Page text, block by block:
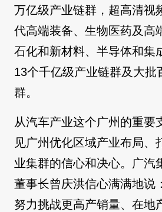
万亿级产业链群，超高清视
代高端装备、生物医药及高
石化和新材料、半导体和集
13个千亿级产业链群及大批
群。
从汽车产业这个广州的重要
见广州优化区域产业布局、
业集群的信心和决心。广汽
董事长曾庆洪信心满满地说
努力挑战更高产销量、在地